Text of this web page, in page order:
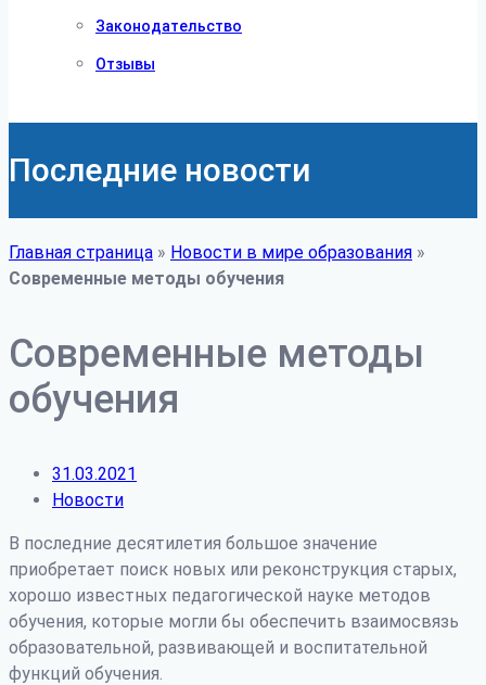
Законодательство
Отзывы
Последние новости
Главная страница » Новости в мире образования »
Современные методы обучения
Современные методы
обучения
31.03.2021
Новости
В последние десятилетия большое значение
приобретает поиск новых или реконструкция старых,
хорошо известных педагогической науке методов
обучения, которые могли бы обеспечить взаимосвязь
образовательной, развивающей и воспитательной
функций обучения.